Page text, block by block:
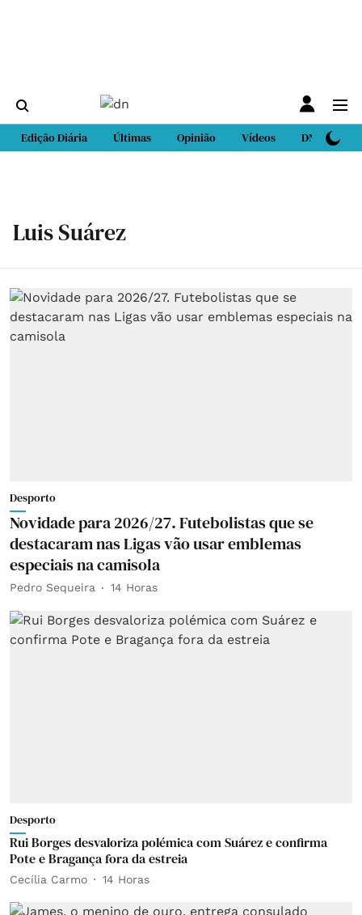
Edição Diária Últimas Opinião Vídeos DN Sport
Luis Suárez
Desporto
Novidade para 2026/27. Futebolistas que se
destacaram nas Ligas vão usar emblemas
especiais na camisola
Pedro Sequeira 14 Horas
Desporto
Rui Borges desvaloriza polémica com Suárez e confirma
Pote e Bragança fora da estreia
Cecília Carmo 14 Horas